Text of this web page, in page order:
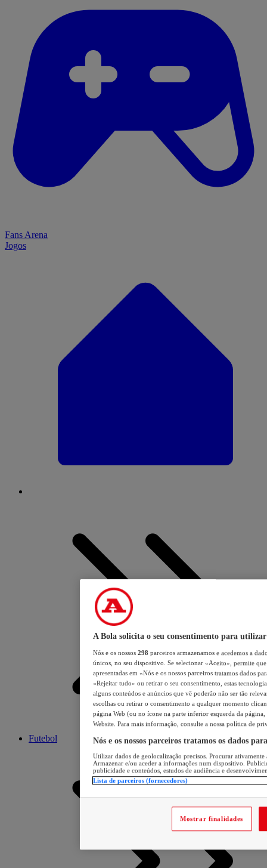
Fans Arena
Jogos
Futebol
A Bola solicita o seu consentimento para utilizar
Nós e os nossos 298 parceiros armazenamos e acedemos a
únicos, no seu dispositivo. Se selecionar «Aceito», permite
apresentadas em «Nós e os nossos parceiros tratamos dados
«Rejeitar tudo» ou retirar o seu consentimento, estas
alguns conteúdos e anúncios que vê poderão não ser tão
escolhas ou retirar o consentimento a qualquer momento
página Web (ou no ícone na parte inferior esquerda da página,
Website. Para mais informação, consulte a nossa política de
Nós e os nossos parceiros tratamos os dados
Utilizar dados de geolocalização precisos. Procurar
Armazenar e/ou aceder a informações num dispositivo.
publicidade e conteúdos, estudos de audiência e
Lista de parceiros (fornecedores)
Mostrar finalidades